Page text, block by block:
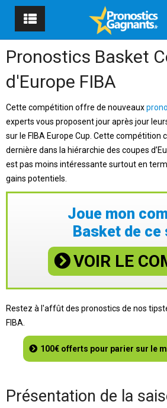
Pronostics Basket
d'Europe FIBA
Cette compétition offre de nouveaux
experts vous proposent jour après jour
sur le FIBA Europe Cup. Cette compétition
dernière dans la hiérarchie des coupes
est pas moins intéressante surtout en
gains potentiels.
Joue mon
Basket de ce
VOIR LE
Restez à l'affût des pronostics de nos
FIBA.
100€ offerts pour parier sur le
Présentation de la